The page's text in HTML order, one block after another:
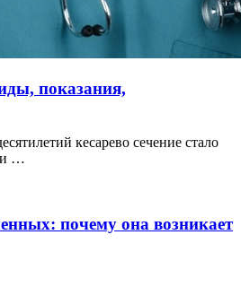
показания,
кесарево сечение стало
и …
почему она возникает